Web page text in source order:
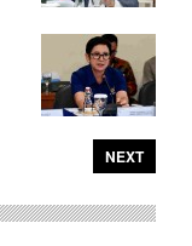
NEXT